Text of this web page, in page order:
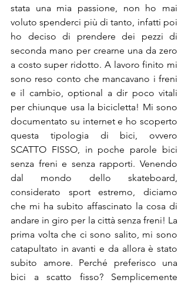
stata una mia passione, non ho mai
voluto spenderci più di tanto, infatti poi
ho deciso di prendere dei pezzi di
seconda mano per crearne una da zero
a costo super ridotto. A lavoro finito mi
sono reso conto che mancavano i freni
e il cambio, optional a dir poco vitali
per chiunque usa la bicicletta! Mi sono
documentato su internet e ho scoperto
questa tipologia di bici, ovvero
SCATTO FISSO, in poche parole bici
senza freni e senza rapporti. Venendo
dal mondo dello skateboard,
considerato sport estremo, diciamo
che mi ha subito affascinato la cosa di
andare in giro per la città senza freni! La
prima volta che ci sono salito, mi sono
catapultato in avanti e da allora è stato
subito amore. Perché preferisco una
bici a scatto fisso? Semplicemente